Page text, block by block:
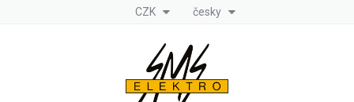
CZK česky